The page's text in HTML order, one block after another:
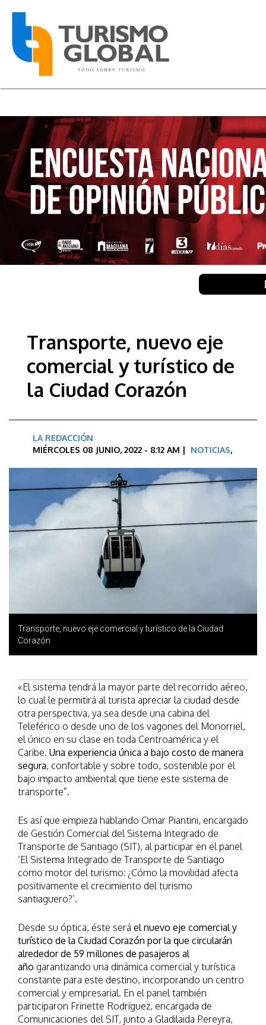
Transporte, nuevo eje
comercial y turístico de
la Ciudad Corazón
LA REDACCIÓN
MIÉRCOLES 08 JUNIO, 2022 - 8:12 AM | NOTICIAS,
Transporte, nuevo eje comercial y turístico de la Ciudad
Corazón
«El sistema tendrá la mayor parte del recorrido aéreo,
lo cual le permitirá al turista apreciar la ciudad desde
otra perspectiva, ya sea desde una cabina del
Teleférico o desde uno de los vagones del Monorriel,
el único en su clase en toda Centroamérica y el
Caribe. Una experiencia única a bajo costo de manera
segura, confortable y sobre todo, sostenible por el
bajo impacto ambiental que tiene este sistema de
transporte”.
Es así que empieza hablando Omar Piantini, encargado
de Gestión Comercial del Sistema Integrado de
Transporte de Santiago (SIT), al participar en el panel
‘El Sistema Integrado de Transporte de Santiago
como motor del turismo: ¿Cómo la movilidad afecta
positivamente el crecimiento del turismo
santiaguero?’.
Desde su óptica, éste será el nuevo eje comercial y
turístico de la Ciudad Corazón por la que circularán
alrededor de 59 millones de pasajeros al
año garantizando una dinámica comercial y turística
constante para este destino, incorporando un centro
comercial y empresarial. En el panel también
participaron Frinette Rodríguez, encargada de
Comunicaciones del SIT, junto a Gladilaida Pereyra,